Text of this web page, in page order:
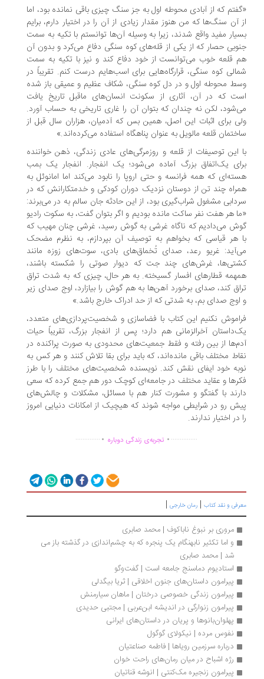
که از آبادی محوطه اول به جز سنگ چیزی باقی نمانده بود، اما
آن سنگ‌ها که من هنوز مقدار زیادی از آن را در اختیار دارم، برایم
مفید واقع شدند، زیرا به وسیله آن‌ها توانستم با تکیه به سمت
حصار که از یکی از قله‌های کوه سنگی دفاع می‌کرد و بدون آن
قلعه خوب می‌توانست از خود دفاع کند و نیز با تکیه به سمت
کوه سنگی، قرارگاه‌هایی برای اسب‌هایم درست کنم. تقریباً در
محوطه اول و در دل کوه سنگی، شکاف عظیم و عمیقی باز شده
که در آن، آثاری از سکونت انسان‌های ماقبل تاریخ یافت
لکن نه چندان که بتوان آن را غاری تاریخی به حساب آورد.
برای اثبات این اصل، همین بس که آدمیان، هزاران سال قبل از
قلعه مالویل به عنوان پناهگاه استفاده می‌کرده‌اند.»
این توصیفات از قلعه و روزمرگی‌های عادی زندگی، ذهن خواننده
یک‌اتفاق بزرگ آماده می‌شود؛ یک انفجار. انفجار یک بمب
که همه فرانسه و حتی اروپا را نابود می‌کند اما امانوئل به
چند تن از دوستان نزدیک دوران کودکی و خدمتکارانش که در
مشغول شراب‌گیری بود، از این حادثه جان سالم به در می‌برند:
هر هفت نفر ساکت مانده بودیم و اگر بتوان گفت، به سکوت رادیو
می‌دادیم که ناگاه غرشی به گوش رسید، غرشی چنان مهیب که
هر قیاسی که بخواهم به توصیف آن بپردازم، به نظرم مضحک
غریو رعد، صدای تُخماق‌های بادی، سوت‌های زوزه مانند
غرش‌های چند جت که دیوار صوتی را شکسته باشند،
قطارهای افسار گسیخته. به هر حال، چیزی که به شدت تراق
کند، صدای برخورد آهن‌ها به هم گوش را بیازارد، اوج صدای زیر
صدای بم، به شدتی که از حد ادراک خارج باشد.»
نکنیم این کتاب با فضاسازی و شخصیت‌پردازی‌های متعدد،
آخرالزمانی هم دارد؛ پس از انفجار بزرگ، تقریباً حیات
از بین رفته و فقط جمعیت‌های محدودی به صورت پراکنده در
مختلف باقی مانده‌اند، که باید برای بقا تلاش کنند و هر کس به
خود ایفای نقش کند. نویسنده شخصیت‌های مختلف را با طرز
و عقاید مختلف در جامعه‌ای کوچک دور هم جمع کرده که سعی
با گفتگو و مشورت کنار هم با مسائل، مشکلات و چالش‌های
رو در شرایطی مواجه شوند که هیچیک از امکانات دنیایی امروز
در اختیار ندارند.
...............
. تجربه‌ی زندگی دوباره.
..............
و نقد کتاب|رمان خارجی|
مروری بر نبوغ ناباکوف | محمد صابری
و اما تکثیر نابهنگام یک پنجره که به چشم‌اندازی در گذشته باز می
شد | محمد صابری
استادیوم دماسنج جامعه است | گفت‌وگو
پیرامون داستان‌های جنون اخلاقی | ثریا بیگدلی
پیرامون زندگی خصوصی درختان | ماهان سیارمنش
پیرامون زنوارگی در اندیشه ابن‌عربی | مجتبی حدیدی
پهلوان‌بانوها و پریان در داستان‌های ایرانی
نفوس مرده | نیکولای گوگول
درباره سرزمین رویاها | فاطمه صناعتیان
رژه اشباح در میان رمان‌های راحت خوان
پیرامون زنجیره مک‌کنتی | انوشه قناتیان